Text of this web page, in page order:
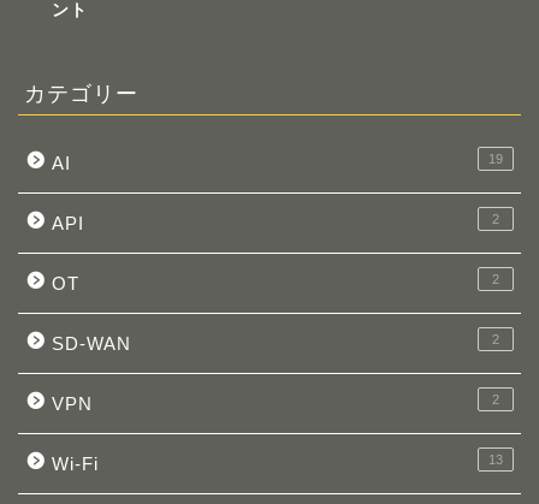
ント
カテゴリー
AI 19
API 2
OT 2
SD-WAN 2
VPN 2
Wi-Fi 13